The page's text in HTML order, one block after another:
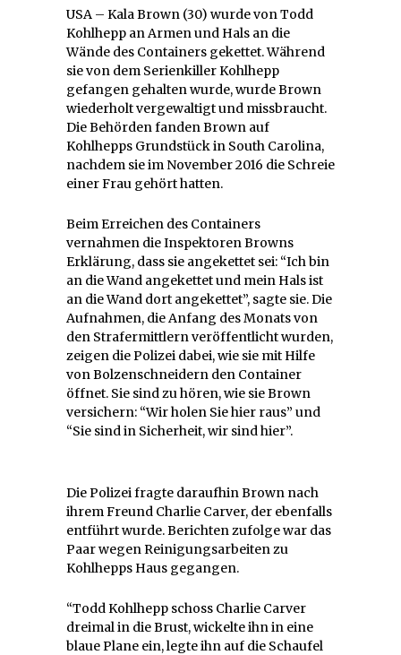
USA – Kala Brown (30) wurde von Todd
Kohlhepp an Armen und Hals an die
Wände des Containers gekettet. Während
sie von dem Serienkiller Kohlhepp
gefangen gehalten wurde, wurde Brown
wiederholt vergewaltigt und missbraucht.
Die Behörden fanden Brown auf
Kohlhepps Grundstück in South Carolina,
nachdem sie im November 2016 die Schreie
einer Frau gehört hatten.
Beim Erreichen des Containers
vernahmen die Inspektoren Browns
Erklärung, dass sie angekettet sei: “Ich bin
an die Wand angekettet und mein Hals ist
an die Wand dort angekettet”, sagte sie. Die
Aufnahmen, die Anfang des Monats von
den Strafermittlern veröffentlicht wurden,
zeigen die Polizei dabei, wie sie mit Hilfe
von Bolzenschneidern den Container
öffnet. Sie sind zu hören, wie sie Brown
versichern: “Wir holen Sie hier raus” und
“Sie sind in Sicherheit, wir sind hier”.
Die Polizei fragte daraufhin Brown nach
ihrem Freund Charlie Carver, der ebenfalls
entführt wurde. Berichten zufolge war das
Paar wegen Reinigungsarbeiten zu
Kohlhepps Haus gegangen.
“Todd Kohlhepp schoss Charlie Carver
dreimal in die Brust, wickelte ihn in eine
blaue Plane ein, legte ihn auf die Schaufel